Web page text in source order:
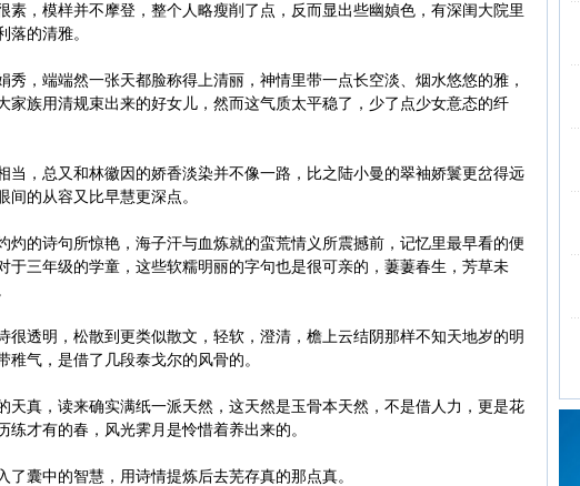
，模样并不摩登，整个人略瘦削了点，反而显出些幽媜色，有深闺大院里
落的清雅。
，端端然一张天都脸称得上清丽，神情里带一点长空淡、烟水悠悠的雅，
家族用清规束出来的好女儿，然而这气质太平稳了，少了点少女意态的纤
，总又和林徽因的娇香淡染并不像一路，比之陆小曼的翠袖娇鬟更岔得远
的从容又比早慧更深点。
的诗句所惊艳，海子汗与血炼就的蛮荒情义所震撼前，记忆里最早看的便
于三年级的学童，这些软糯明丽的字句也是很可亲的，萋萋春生，芳草未
透明，松散到更类似散文，轻软，澄清，檐上云结阴那样不知天地岁的明
气，是借了几段泰戈尔的风骨的。
真，读来确实满纸一派天然，这天然是玉骨本天然，不是借人力，更是花
才有的春，风光霁月是怜惜着养出来的。
囊中的智慧，用诗情提炼后去芜存真的那点真。